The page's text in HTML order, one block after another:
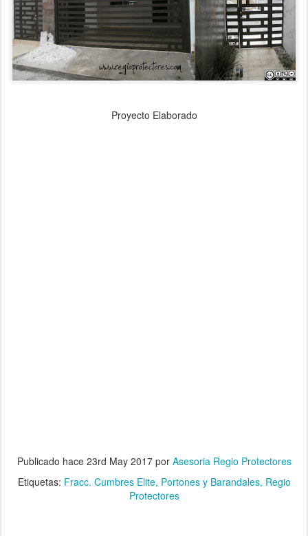
Proyecto Elaborado
Publicado hace 23rd May 2017por Asesoria Regio Protectores
Etiquetas: Fracc. Cumbres Elite Portones y Barandales Regio
Protectores